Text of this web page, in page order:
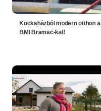
Kockaházból modern otthon a
BMI Bramac-kal!